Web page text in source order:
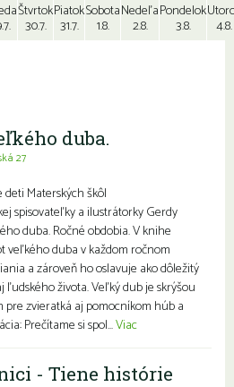
Štvrtok
30.7.
Piatok
31.7.
Sobota
1.8.
Nedeľa
2.8.
Pondelok
3.8. 4.8.
duba.
27
Materských škôl
spisovateľky a ilustrátorky Gerdy
duba. Ročné obdobia. V knihe
veľkého duba v každom ročnom
a zároveň ho oslavuje ako dôležitý
ľudského života. Veľký dub je skrýšou
pre zvieratká aj pomocníkom húb a
Prečítame si spol...Viac
- Tiene histórie